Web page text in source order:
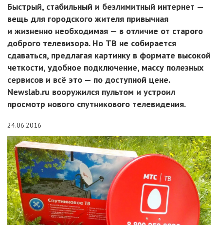
Быстрый, стабильный и безлимитный интернет —
вещь для городского жителя привычная
и жизненно необходимая — в отличие от старого
доброго телевизора. Но ТВ не собирается
сдаваться, предлагая картинку в формате высокой
четкости, удобное подключение, массу полезных
сервисов и всё это — по доступной цене.
Newslab.ru вооружился пультом и устроил
просмотр нового спутникового телевидения.
24.06.2016